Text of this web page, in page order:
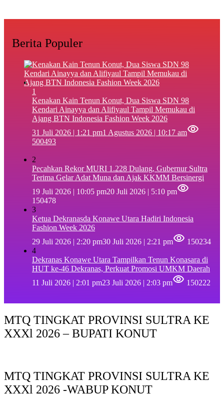
Berita Populer
1
‎Kenakan Kain Tenun Konut, Dua Siswa SDN 98
Kendari Ainayya dan Alifiyaul Tampil Memukau di
Ajang BTN Indonesia Fashion Week 2026
31 Juli 2026 | 1:21 pm1 Agustus 2026 | 10:17 am
500493
2
Pecahkan Rekor MURI 1.228 Dulang, Gubernur Sultra
Terima Gelar Adat Muna dan Ajak KKMM Bersinergi
19 Juli 2026 | 10:05 pm20 Juli 2026 | 5:10 pm
150478
3
Ketua Dekranasda Konawe Utara Hadiri Indonesia
Fashion Week 2026
29 Juli 2026 | 2:20 pm30 Juli 2026 | 2:21 pm
150234
4
Dekranas Konawe Utara Tampilkan Tenun Konasara di
HUT ke-46 Dekranas, Perkuat Promosi UMKM Daerah
11 Juli 2026 | 2:01 pm23 Juli 2026 | 2:03 pm 150222
MTQ TINGKAT PROVINSI SULTRA KE
XXXl 2026 – BUPATI KONUT
MTQ TINGKAT PROVINSI SULTRA KE
XXXl 2026 -WABUP KONUT